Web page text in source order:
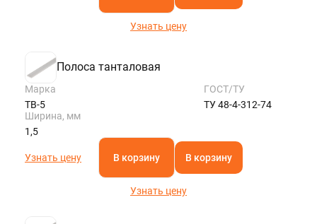
Узнать цену
Полоса танталовая
Марка
ТВ-5
ГОСТ/ТУ
ТУ 48-4-312-74
Ширина, мм
1,5
Узнать цену В корзину В корзину
Узнать цену